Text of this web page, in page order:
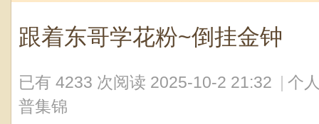
跟着东哥学花粉~倒挂金钟
已有 4233 次阅读 2025-10-2 21:32
个
普集锦